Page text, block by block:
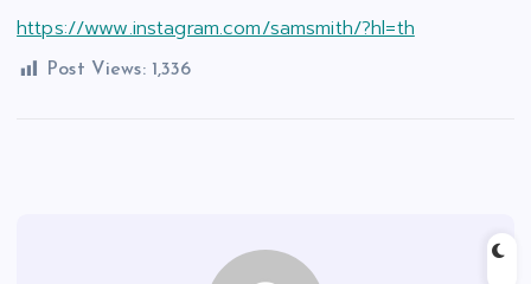
https://www.instagram.com/samsmith/?hl=th
Post Views: 1,336